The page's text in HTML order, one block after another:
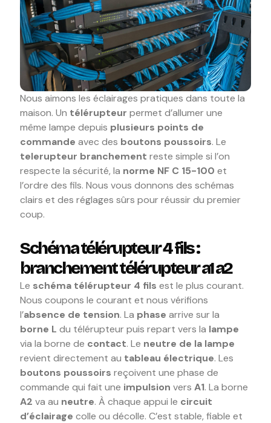
Nous aimons les éclairages pratiques dans toute la
maison. Un télérupteur permet d’allumer une
même lampe depuis plusieurs points de
commande avec des boutons poussoirs. Le
telerupteur branchement reste simple si l’on
respecte la sécurité, la norme NF C 15-100 et
l’ordre des fils. Nous vous donnons des schémas
clairs et des réglages sûrs pour réussir du premier
coup.
Schéma télérupteur 4 fils :
branchement télérupteur a1 a2
Le schéma télérupteur 4 fils est le plus courant.
Nous coupons le courant et nous vérifions
l’absence de tension. La phase arrive sur la
borne L du télérupteur puis repart vers la lampe
via la borne de contact. Le neutre de la lampe
revient directement au tableau électrique. Les
boutons poussoirs reçoivent une phase de
commande qui fait une impulsion versA1. La borne
A2 va au neutre. À chaque appui le circuit
d’éclairage colle ou décolle. C’est stable, fiable et